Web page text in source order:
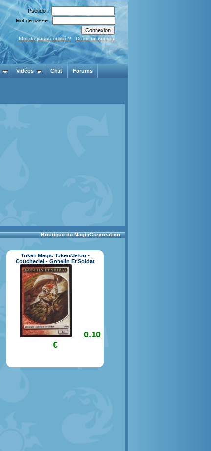
Pseudo :
Mot de passe :
Mot de passe oublié ? - Créer un compte
Vidéos Chat Forums
Boutique de MagicCorporation
Token Magic Token/Jeton -
Coucheciel - Gobelin Et Soldat
0.10
€